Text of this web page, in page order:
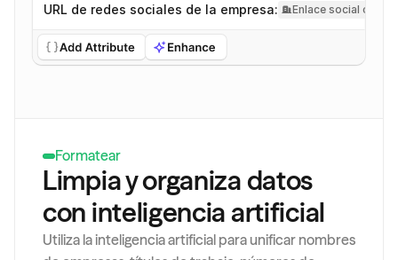
Formatear
Limpia y organiza datos
con inteligencia artificial
Utiliza la inteligencia artificial para unificar nombres
URL de redes sociales de la empresa:
Enlace social de la